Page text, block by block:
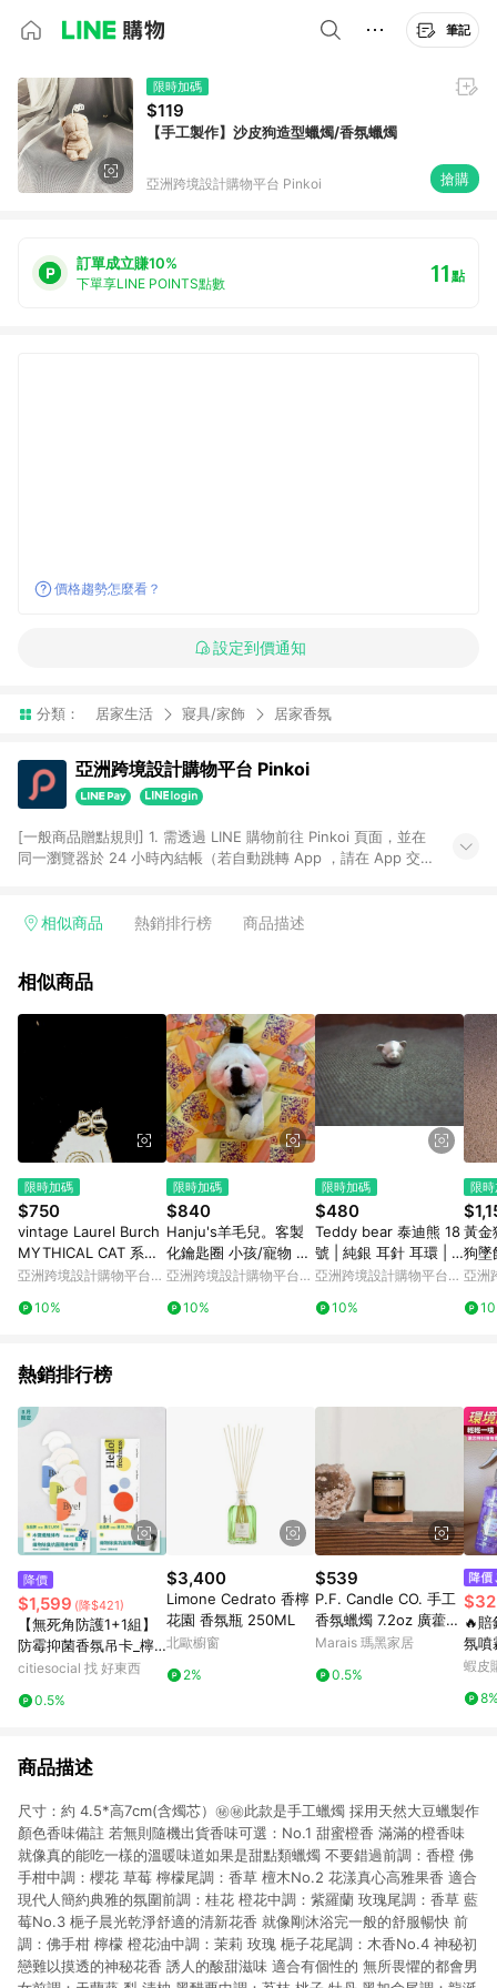
筆記
限時加碼
$119
【手工製作】沙皮狗造型蠟燭/香氛蠟燭
亞洲跨境設計購物平台 Pinkoi 搶購
訂單成立賺10%
下單享LINE POINTS點數 11點
價格趨勢怎麼看？
設定到價通知
分類： 居家生活 寢具/家飾 居家香氛
亞洲跨境設計購物平台 Pinkoi
[一般商品贈點規則] 1. 需透過 LINE 購物前往 Pinkoi 頁面，並在
同一瀏覽器於 24 小時內結帳（若自動跳轉 App ，請在 App 交
回饋訂單不得享有 Pinkoi 站方優惠，例如首購優惠，P coins，
行為，不具贈點資格，部分退款不在此限。 6. APP 請更新至
貨後 45 天後發送。 8. 群眾募資商品，禮物卡，開館保證金，補
運費，攤位費等不具贈點資格。 9. LINE 購物站上之商品規格、
顏色、價位、贈品如與 Pinkoi 商品資訊頁及購物車不符，以
Pinkoi 購物商品資訊頁及購物車標示為準。 10. 點數紅包使用規
則請以點數紅包活動說明為準。 11. 若於 LINE 購物前往 Pinkoi
頁面後才首次下載 Pinkoi APP 並完成訂單，不符合導購資格；承
上，首次下載 Pinkoi APP 後，需透過 LINE 購物前往 Pinkoi 頁
相似商品 熱銷排行榜 商品描述
相似商品
限時加碼
$750
vintage Laurel Burch
MYTHICAL CAT 系列
白貓 別針 胸針
亞洲跨境設計購物平台
10%
限時加碼
$840
Hanju's羊毛兒。客製
化鑰匙圈 小孩/寵物 娃
娃 三入/四入/六入
亞洲跨境設計購物平台
10%
限時加碼
$480
Teddy bear 泰迪熊 18
號 | 純銀 耳針 耳環 | 1
款是單1個喔 !
亞洲跨境設計購物平台
10%
限
黃金
狗墜
亞洲
熱銷排行榜
降價
$1,599 (降$421)
【無死角防護1+1組】
防霉抑菌香氛吊卡_檸
檬紅茶_單包組(共3片)
迷迭山林_單包組
citiesocial 找 好東西
0.5%
$3,400
Limone Cedrato 香檸
花園 香氛瓶 250ML
北歐櫥窗
2%
$539
P.F. Candle CO. 手工
香氛蠟燭 7.2oz 廣藿香
香草
Marais 瑪黑家居
0.5%
$32
🔥
氛噴霧 除臭
噴霧
衣物
蝦皮
商品描述
尺寸：約 4.5*高7cm(含燭芯）㊙️㊙️此款是手工蠟燭 採用天然大豆蠟製作
顏色香味備註 若無則隨機出貨香味可選：No.1 甜蜜橙香 滿滿的橙香味
就像真的能吃一樣的溫暖味道如果是甜點類蠟燭 不要錯過前調：香橙 佛
手柑中調：櫻花 草莓 檸檬尾調：香草 檀木No.2 花漾真心高雅果香 適合
現代人簡約典雅的氛圍前調：桂花 橙花中調：紫羅蘭 玫瑰尾調：香草 藍
莓No.3 梔子晨光乾淨舒適的清新花香 就像剛沐浴完一般的舒服暢快 前
調：佛手柑 檸檬 橙花油中調：茉莉 玫瑰 梔子花尾調：木香No.4 神秘初
戀難以摸透的神秘花香 誘人的酸甜滋味 適合有個性的 無所畏懼的都會男